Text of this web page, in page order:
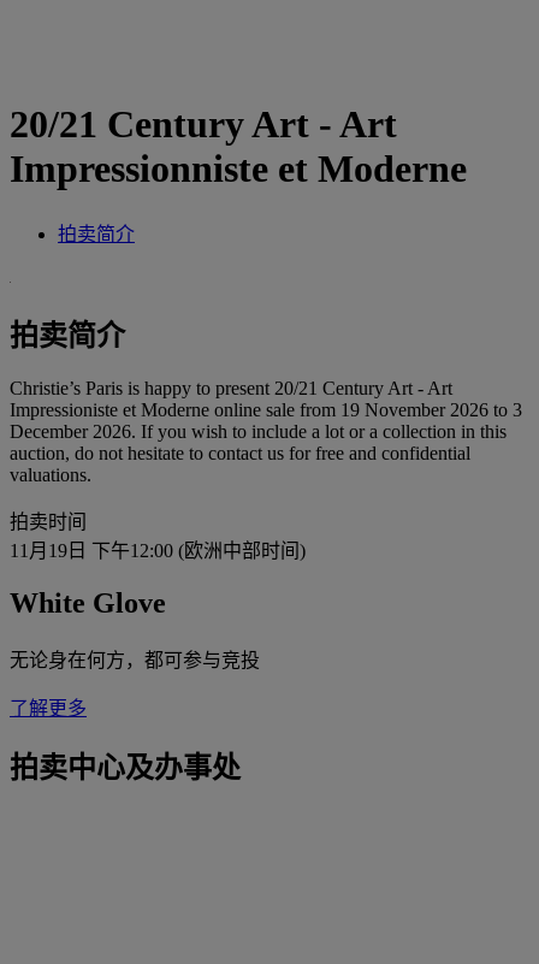
20/21 Century Art - Art
Impressionniste et Moderne
拍卖简介
拍卖简介
Christie’s Paris is happy to present 20/21 Century Art - Art
Impressioniste et Moderne online sale from 19 November 2026 to 3
December 2026. If you wish to include a lot or a collection in this
auction, do not hesitate to contact us for free and confidential
valuations.
拍卖时间
11月19日 下午12:00 (欧洲中部时间)
White Glove
无论身在何方，都可参与竞投
了解更多
拍卖中心及办事处